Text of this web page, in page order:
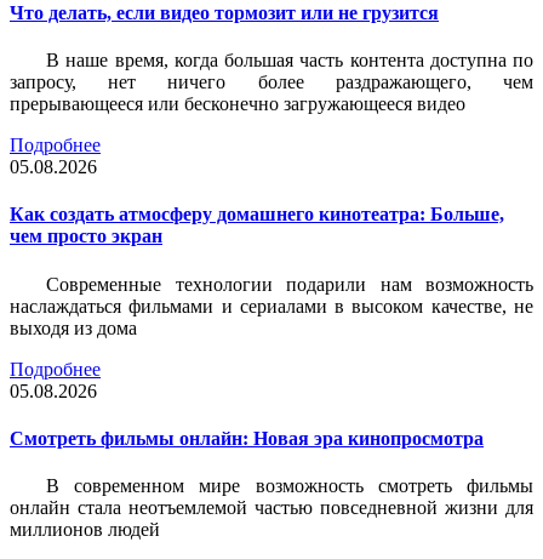
Что делать, если видео тормозит или не грузится
В наше время, когда большая часть контента доступна по
запросу, нет ничего более раздражающего, чем
прерывающееся или бесконечно загружающееся видео
Подробнее
05.08.2026
Как создать атмосферу домашнего кинотеатра: Больше,
чем просто экран
Современные технологии подарили нам возможность
наслаждаться фильмами и сериалами в высоком качестве, не
выходя из дома
Подробнее
05.08.2026
Смотреть фильмы онлайн: Новая эра кинопросмотра
В современном мире возможность смотреть фильмы
онлайн стала неотъемлемой частью повседневной жизни для
миллионов людей